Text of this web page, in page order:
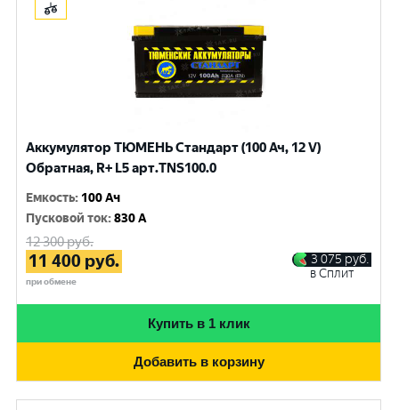
Аккумулятор ТЮМЕНЬ Стандарт (100 Ач, 12 V)
Обратная, R+ L5 арт.TNS100.0
Емкость: 100 Ач
Пусковой ток:830 A
12 300руб.
11 400 руб.
при обмене
3 075 руб.
в Сплит
Купить в 1 клик
Добавить в корзину